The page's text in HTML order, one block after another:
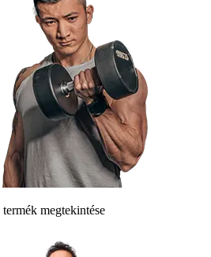
termék megtekintése